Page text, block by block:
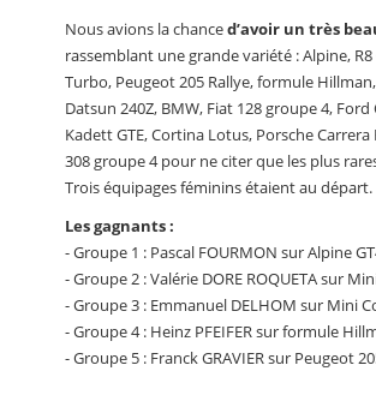
Nous avions la chanced’avoir un très
rassemblant une grande variété : Alpine, R8
Turbo, Peugeot 205 Rallye, formule
Datsun 240Z, BMW, Fiat 128 groupe 4, Ford
Kadett GTE, Cortina Lotus, Porsche Carrera
308 groupe 4 pour ne citer que les plus
Trois équipages féminins étaient au départ.
Les gagnants :
- Groupe 1 : Pascal FOURMON sur Alpine
- Groupe 2 : Valérie DORE ROQUETA sur
- Groupe 3 : Emmanuel DELHOM sur Mini
- Groupe 4 : Heinz PFEIFER sur formule
- Groupe 5 : Franck GRAVIER sur Peugeot